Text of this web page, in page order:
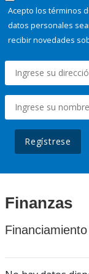
Acepto los términos
datos personales
recibir novedades
Regístrese
Finanzas